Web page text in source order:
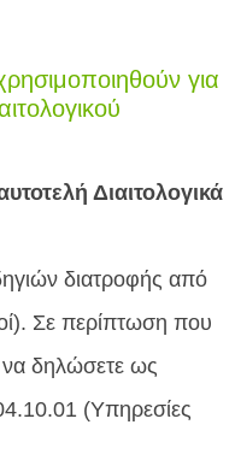
για
Διαιτολογικά
διατροφής από
Σε περίπτωση που
να δηλώσετε ως
(Υπηρεσίες